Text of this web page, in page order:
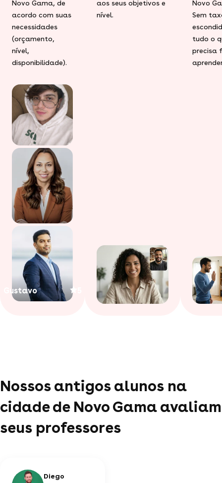
Novo Gama, de
acordo com suas
necessidades
(orçamento,
nível,
disponibilidade).
Gustavo
aos seus objetivos e
nível.
Novo
Sem
tudo o
precisa
Nossos antigos alunos na
cidade de Novo Gama avaliam
seus professores
Diego